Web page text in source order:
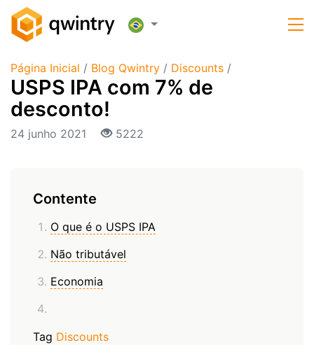
Página Inicial / Blog Qwintry / Discounts /
USPS IPA com 7% de
desconto!
24 junho 2021 5222
Contente
O que é o USPS IPA
Não tributável
Economia
Tag Discounts